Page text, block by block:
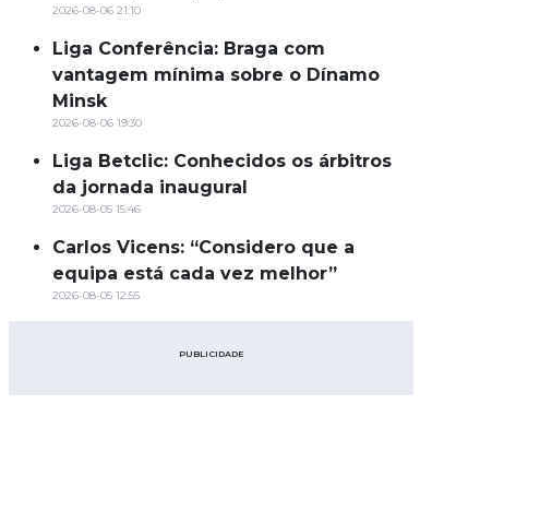
2026-08-06 21:10
Liga Conferência: Braga com
vantagem mínima sobre o Dínamo
Minsk
2026-08-06 19:30
Liga Betclic: Conhecidos os árbitros
da jornada inaugural
2026-08-05 15:46
Carlos Vicens: “Considero que a
equipa está cada vez melhor”
2026-08-05 12:55
PUBLICIDADE